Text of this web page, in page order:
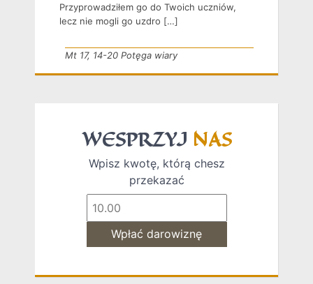
Przyprowadziłem go do Twoich uczniów,
lecz nie mogli go uzdro […]
Mt 17, 14-20 Potęga wiary
WESPRZYJ NAS
Wpisz kwotę, którą chesz
przekazać